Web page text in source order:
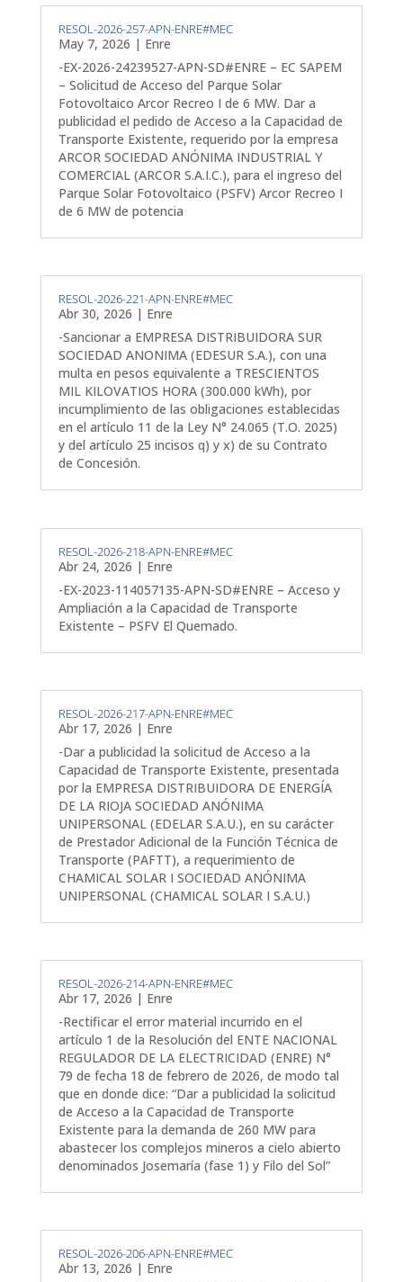
RESOL-2026-257-APN-ENRE#MEC
May 7, 2026 | Enre
-EX-2026-24239527-APN-SD#ENRE – EC SAPEM
– Solicitud de Acceso del Parque Solar
Fotovoltaico Arcor Recreo I de 6 MW. Dar a
publicidad el pedido de Acceso a la Capacidad de
Transporte Existente, requerido por la empresa
ARCOR SOCIEDAD ANÓNIMA INDUSTRIAL Y
COMERCIAL (ARCOR S.A.I.C.), para el ingreso del
Parque Solar Fotovoltaico (PSFV) Arcor Recreo I
de 6 MW de potencia
RESOL-2026-221-APN-ENRE#MEC
Abr 30, 2026 | Enre
-Sancionar a EMPRESA DISTRIBUIDORA SUR
SOCIEDAD ANONIMA (EDESUR S.A.), con una
multa en pesos equivalente a TRESCIENTOS
MIL KILOVATIOS HORA (300.000 kWh), por
incumplimiento de las obligaciones establecidas
en el artículo 11 de la Ley N° 24.065 (T.O. 2025)
y del artículo 25 incisos q) y x) de su Contrato
de Concesión.
RESOL-2026-218-APN-ENRE#MEC
Abr 24, 2026 | Enre
-EX-2023-114057135-APN-SD#ENRE – Acceso y
Ampliación a la Capacidad de Transporte
Existente – PSFV El Quemado.
RESOL-2026-217-APN-ENRE#MEC
Abr 17, 2026 | Enre
-Dar a publicidad la solicitud de Acceso a la
Capacidad de Transporte Existente, presentada
por la EMPRESA DISTRIBUIDORA DE ENERGÍA
DE LA RIOJA SOCIEDAD ANÓNIMA
UNIPERSONAL (EDELAR S.A.U.), en su carácter
de Prestador Adicional de la Función Técnica de
Transporte (PAFTT), a requerimiento de
CHAMICAL SOLAR I SOCIEDAD ANÓNIMA
UNIPERSONAL (CHAMICAL SOLAR I S.A.U.)
RESOL-2026-214-APN-ENRE#MEC
Abr 17, 2026 | Enre
-Rectificar el error material incurrido en el
artículo 1 de la Resolución del ENTE NACIONAL
REGULADOR DE LA ELECTRICIDAD (ENRE) N°
79 de fecha 18 de febrero de 2026, de modo tal
que en donde dice: “Dar a publicidad la solicitud
de Acceso a la Capacidad de Transporte
Existente para la demanda de 260 MW para
abastecer los complejos mineros a cielo abierto
denominados Josemaría (fase 1) y Filo del Sol”
RESOL-2026-206-APN-ENRE#MEC
Abr 13, 2026 | Enre